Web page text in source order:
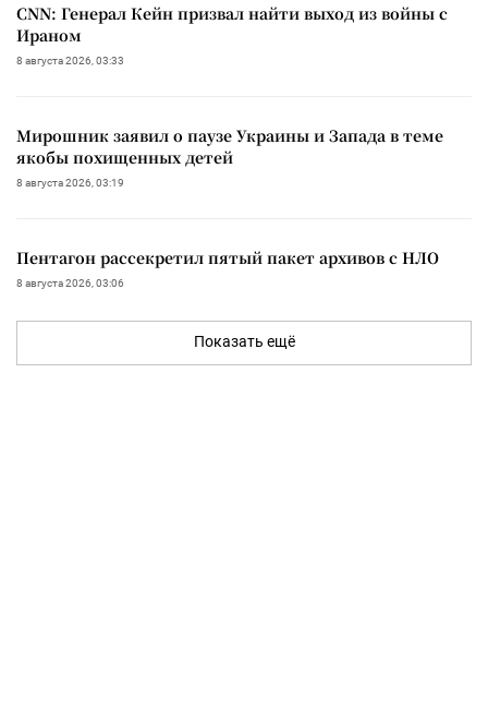
CNN: Генерал Кейн призвал найти выход из войны с
Ираном
8 августа 2026, 03:33
Мирошник заявил о паузе Украины и Запада в теме
якобы похищенных детей
8 августа 2026, 03:19
Пентагон рассекретил пятый пакет архивов с НЛО
8 августа 2026, 03:06
Показать ещё